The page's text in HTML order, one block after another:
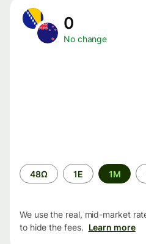
0
No change
Time
period
48Ω 1Ε 1M
We use the real, mid-market
to hide the fees. Learn more